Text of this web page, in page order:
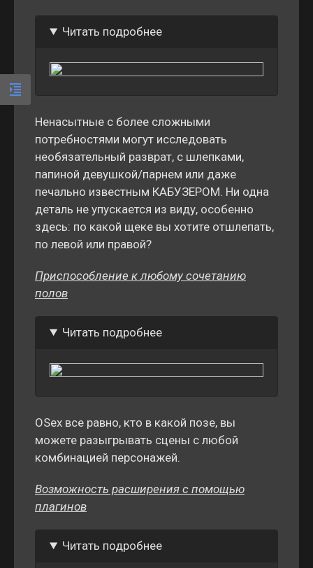
Читать подробнее
Ненасытные с более сложными
потребностями могут исследовать
необязательный разврат, с шлепками,
папиной девушкой/парнем или даже
печально известным КАБУЗЕРОМ. Ни одна
деталь не упускается из виду, особенно
здесь: по какой щеке вы хотите отшлепать,
по левой или правой?
Приспособление к любому сочетанию
полов
Читать подробнее
OSex все равно, кто в какой позе, вы
можете разыгрывать сцены с любой
комбинацией персонажей.
Возможность расширения с помощью
плагинов
Читать подробнее